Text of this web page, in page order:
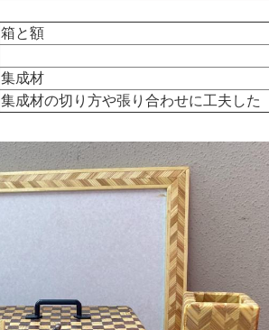
箱と額
集成材
集成材の切り方や張り合わせに工夫した